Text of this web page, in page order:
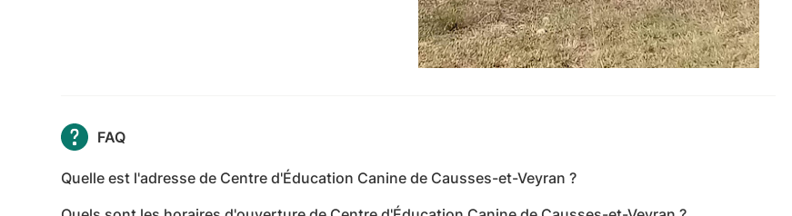
FAQ
Quelle est l'adresse de Centre d'Éducation Canine de Causses-et-Veyran ?
L'adresse de Centre d'Éducation Canine de Causses-et-Veyran est Chemin des Pruniers, 34490